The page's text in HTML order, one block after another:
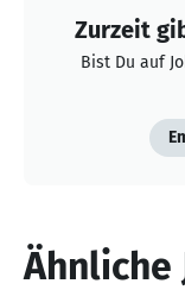
Zurzeit
Bist Du auf
Ähnliche